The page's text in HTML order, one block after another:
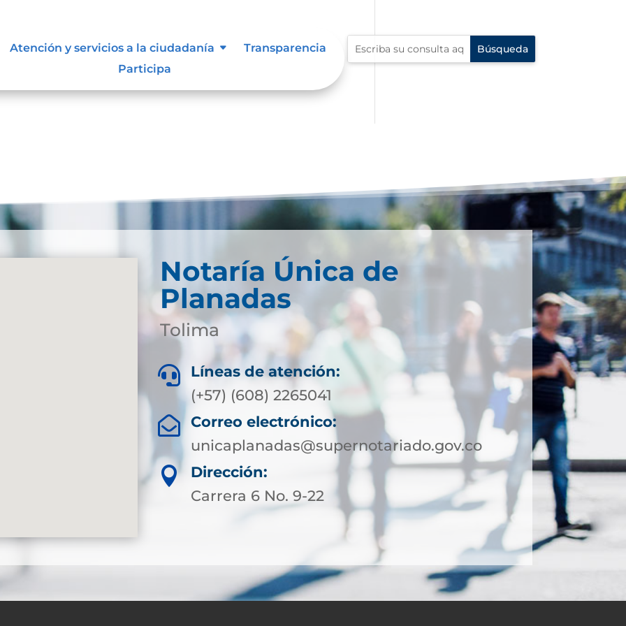
Atención y servicios a la ciudadanía
Transparencia
Participa
Notaría Única de
Planadas
Tolima

Líneas de atención:
(+57) (608) 2265041

Correo electrónico:
unicaplanadas@supernotariado.gov.co

Dirección:
Carrera 6 No. 9-22